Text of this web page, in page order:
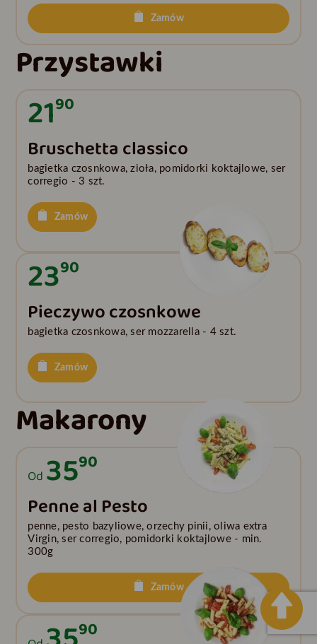
Zamów
Przystawki
2190
Bruschetta classico
bagietka czosnkowa, zioła, pomidorki koktajlowe, ser
corregio - 3 szt.
Zamów
2390
Pieczywo czosnkowe
bagietka czosnkowa, ser mozzarella - 4 szt.
Zamów
Makarony
Od 3590
Penne al Pesto
penne, pesto bazyliowe, orzechy pinii, oliwa extra
Virgin, ser corregio, pomidorki koktajlowe - min.
300g
Zamów
90